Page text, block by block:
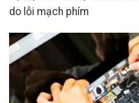
do lỗi mạch phím